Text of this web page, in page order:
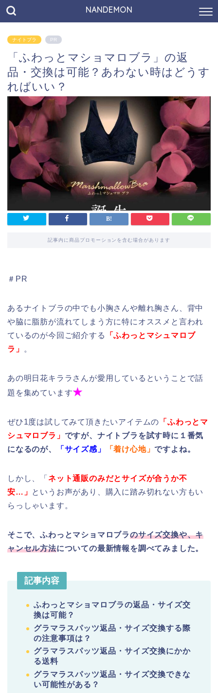
NANDEMON
ナイトブラ PR
「ふわっとマショマロブラ」の返
品・交換は可能？あわない時はどうす
ればいい？
記事内に商品プロモーションを含む場合があります
＃PR
あるナイトブラの中でも小胸さんや離れ胸さん、背中
や脇に脂肪が流れてしまう方に特にオススメと言われ
ているのが今回ご紹介する
「ふわっとマシュマロブ
ラ」
。
あの明日花キララさんが愛用しているということで話
題を集めています★
ぜひ1度は試してみて頂きたいアイテムの 「ふわっとマ
シュマロブラ」 ですが、 ナイトブラを試す時に１番気
になるのが、
「サイズ感」 「着け心地」ですよね。
しかし、「 ネット通販のみだとサイズが合うか不
安…」 というお声があり、購入に踏み切れない方もい
らっしゃいます。
そこで、ふわっとマショマロブラのサイズ交換や、キ
ャンセル方法についての最新情報を調べてみました。
記事内容
ふわっとマショマロブラの返品・サイズ交
換は可能？
グラマラスパッツ返品・サイズ交換する際
の注意事項は？
グラマラスパッツ返品・サイズ交換にかか
る送料
グラマラスパッツ返品・サイズ交換できな
い可能性がある？